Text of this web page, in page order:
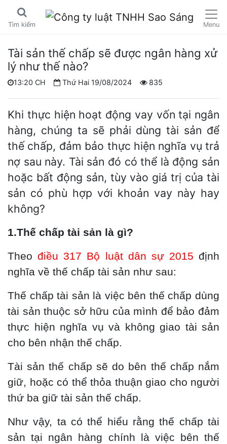
Tìm kiếm Menu
Tài sản thế chấp sẽ được ngân hàng xử
lý như thế nào?
13:20 CH Thứ Hai 19/08/2024 835
Khi thực hiện hoạt động vay vốn tại ngân
hàng, chúng ta sẽ phải dùng tài sản để
thế chấp, đảm bảo thực hiện nghĩa vụ trả
nợ sau này. Tài sản đó có thể là động sản
hoặc bất động sản, tùy vào giá trị của tài
sản có phù hợp với khoản vay này hay
không?
1.Thế chấp tài sản là gì?
Theođiều 317 Bộ luật dân sự 2015 định
nghĩa về thế chấp tài sản như sau:
Thế chấp tài sản là việc bên thế chấp dùng
tài sản thuộc sở hữu của mình để bảo đảm
thực hiện nghĩa vụ và không giao tài sản
cho bên nhận thế chấp.
Tài sản thế chấp sẽ do bên thế chấp nắm
giữ, hoặc có thể thỏa thuận giao cho người
thứ ba giữ tài sản thế chấp.
Như vậy, ta có thể hiểu rằng thế chấp tài
sản tại ngân hàng chính là việc bên thế